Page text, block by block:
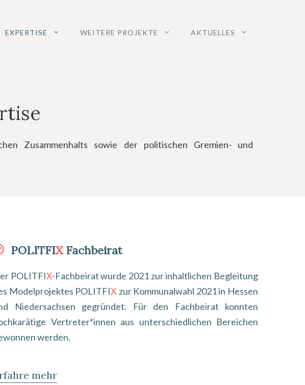
EXPERTISE WEITERE PROJEKTE AKTUELLES
Zusammenhalts sowie der politischen Gremien- und
POLITFIXFachbeirat
POLITFIX-Fachbeirat wurde 2021 zur inhaltlichen Begleitung
Modelprojektes POLITFIX zur Kommunalwahl 2021 in Hessen
Niedersachsen gegründet. Für den Fachbeirat konnten
Vertreter*innen aus unterschiedlichen Bereichen
werden.
mehr